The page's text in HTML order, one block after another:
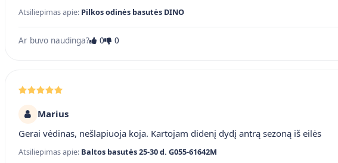
Atsiliepimas apie: Pilkos odinės basutės DINO
Ar buvo naudinga? 0 0
Marius
Gerai vėdinas, nešlapiuoja koja. Kartojam didenį dydį antrą sezoną iš eilės
Atsiliepimas apie: Baltos basutės 25-30 d. G055-61642M